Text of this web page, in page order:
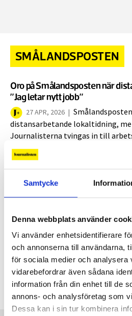
Samtycke
Denna webbplats använder
Vi använder enhetsidentifierare
och annonserna till användarna,
för sociala medier och analysera
vidarebefordrar även sådana
information från din enhet till de
annons- och analysföretag som
Dessa kan i sin tur kombinera
SMÅLANDSPOSTEN
Oro på Smålandsposten när
”Jag letar nytt jobb”
27 APR, 2026 |
distansarbetande lokaltidning,
Journalisterna tvingas in till
veckan – och minst en av
långdistansarbetare har börjat
Journalistklubben är kritisk till
10 SEP, 2024 REPORTAGE
Sjöborg bevakar Kronoberg från
Dagens Medias chefredaktör
sommaren jagad av en skenande
arbetsplatsen i Hälsingland. Möt
långdistansare.
Kommentarer
1